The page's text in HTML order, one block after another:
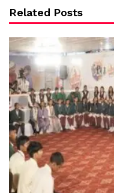
Related Posts